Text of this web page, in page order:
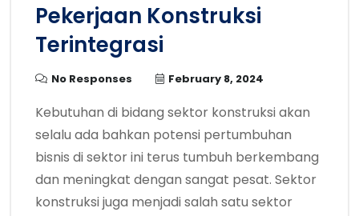
Pekerjaan Konstruksi
Terintegrasi
No Responses February 8, 2024
Kebutuhan di bidang sektor konstruksi akan
selalu ada bahkan potensi pertumbuhan
bisnis di sektor ini terus tumbuh berkembang
dan meningkat dengan sangat pesat. Sektor
konstruksi juga menjadi salah satu sektor